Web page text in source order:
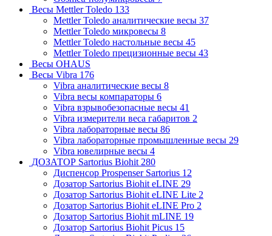
Весы Mettler Toledo 133
Mettler Toledo аналитические весы 37
Mettler Toledo микровесы 8
Mettler Toledo настольные весы 45
Mettler Toledo прецизионные весы 43
Весы OHAUS
Весы Vibra 176
Vibra аналитические весы 8
Vibra весы компараторы 6
Vibra взрывобезопасные весы 41
Vibra измерители веса габаритов 2
Vibra лабораторные весы 86
Vibra лабораторные промышленные весы 29
Vibra ювелирные весы 4
ДОЗАТОР Sartorius Biohit 280
Диспенсор Prospenser Sartorius 12
Дозатор Sartorius Biohit eLINE 29
Дозатор Sartorius Biohit eLINE Lite 2
Дозатор Sartorius Biohit eLINE Pro 2
Дозатор Sartorius Biohit mLINE 19
Дозатор Sartorius Biohit Picus 15